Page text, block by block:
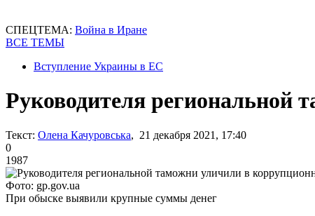
СПЕЦТЕМА: Война в Иране
ВСЕ ТЕМЫ
Вступление Украины в ЕС
Руководителя региональной
Текст: Олена Качуровська, 21 декабря 2021, 17:40
0
1987
Фото: gp.gov.ua
При обыске выявили крупные суммы денег